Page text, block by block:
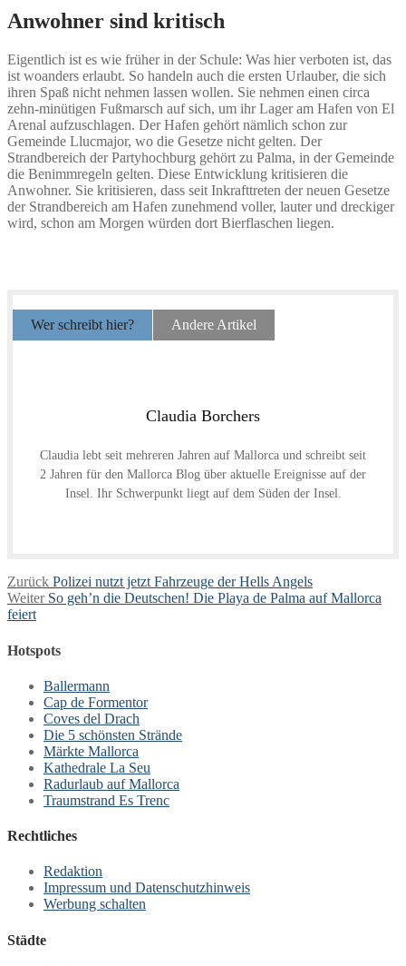
Anwohner sind kritisch
Eigentlich ist es wie früher in der Schule: Was hier verboten ist, das
ist woanders erlaubt. So handeln auch die ersten Urlauber, die sich
ihren Spaß nicht nehmen lassen wollen. Sie nehmen einen circa
zehn-minütigen Fußmarsch auf sich, um ihr Lager am Hafen von El
Arenal aufzuschlagen. Der Hafen gehört nämlich schon zur
Gemeinde Llucmajor, wo die Gesetze nicht gelten. Der
Strandbereich der Partyhochburg gehört zu Palma, in der Gemeinde
die Benimmregeln gelten. Diese Entwicklung kritisieren die
Anwohner. Sie kritisieren, dass seit Inkrafttreten der neuen Gesetze
der Strandbereich am Hafen zunehmend voller, lauter und dreckiger
wird, schon am Morgen würden dort Bierflaschen liegen.
Wer schreibt hier? Andere Artikel
Claudia Borchers
Claudia lebt seit mehreren Jahren auf Mallorca und schreibt seit
2 Jahren für den Mallorca Blog über aktuelle Ereignisse auf der
Insel. Ihr Schwerpunkt liegt auf dem Süden der Insel.
Beitragsnavigation
Zurück Vorheriger
Beitrag:
Polizei nutzt jetzt Fahrzeuge der Hells Angels
Weiter Nächster
So geh’n die Deutschen! Die Playa de Palma auf Mallorca
feiert
Hotspots
Ballermann
Cap de Formentor
Coves del Drach
Die 5 schönsten Strände
Märkte Mallorca
Kathedrale La Seu
Radurlaub auf Mallorca
Traumstrand Es Trenc
Rechtliches
Redaktion
Impressum und Datenschutzhinweis
Werbung schalten
Städte